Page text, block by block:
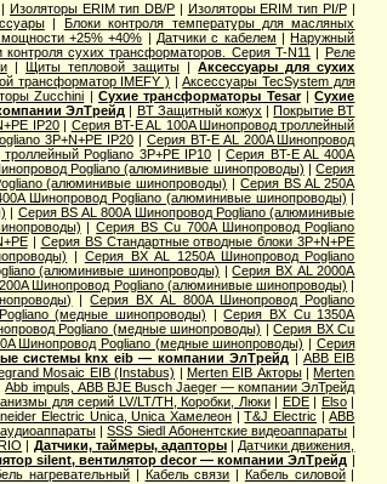
Изоляторы ERIM тип DB/P | Изоляторы ERIM тип PI/P|
| Блоки контроля температуры для масляных
+25% +40% | Датчики с кабелем |Наружный
сухих трансформаторов. Серия T-N11 | Реле
| Щиты тепловой защиты |Аксессуары для сухих
трансформатор IMEFY ) |Аксессуары TecSystem для
Zucchini |Сухие трансформаторы Tesar|Сухие
ЭлТрейд | BT Защитный кожух |Покрытие BT
IP20| Серия BT-E AL 100A Шинопровод троллейный
3P+N+PE IP20 | Серия BT-E AL 200A Шинопровод
Pogliano 3P+PE IP10 |Серия BT-E AL 400A
Pogliano (алюминивые шинопроводы) |Серия
(алюминивые шинопроводы) | Серия ВS AL 250A
Шинопровод Pogliano (алюминивые шинопроводы) |
| Серия ВS AL 800A Шинопровод Pogliano (алюминивые
|Серия ВS Cu 700A Шинопровод Pogliano
| Серия ВS Стандартные отводные блоки 3P+N+PE
| Серия ВХ AL 1250A Шинопровод Pogliano
(алюминивые шинопроводы) |Серия ВХ AL 2000A
Шинопровод Pogliano (алюминивые шинопроводы) |
|Серия ВХ AL 800A Шинопровод Pogliano
(медные шинопроводы) |Серия ВХ Cu 1350A
Pogliano (медные шинопроводы) |Серия ВХ Cu
Шинопровод Pogliano (медные шинопроводы) | Серия
системы knx eib — компании ЭлТрейд |ABB EIB
Mosaic ЕIB (Instabus) | Merten EIB Акторы|Merten
|Abb impuls, АВВ BJE Busch Jaeger — компании ЭлТрейд
для серий LV/LT/TH, Коробки, Люки| EDE| Elso|
Electric Unica, Unica Хамелеон |T&J Electric |АВВ
|SSS Siedl Абонентские видеоаппараты |
| Датчики, таймеры, адапторы| Датчики движения,
silent, вентилятор decor — компании ЭлТрейд |
нагревательный| Кабель связи | Кабель силовой|